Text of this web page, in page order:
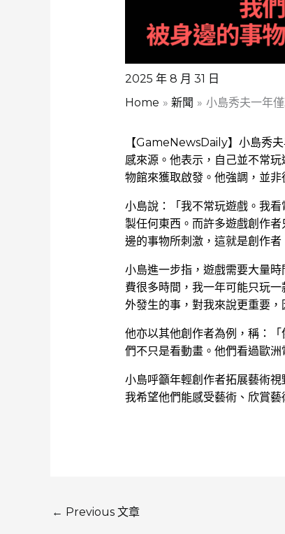
2025 年 8 月 31 日
Home
新聞 小島秀夫一年
【GameNewsDaily】小島秀
感來源。他表示，自己並不常
物館來獲取啟發。他強調，並
小島說：「我不常玩遊戲。我
製任何東西。而許多遊戲創作
邊的事物所刺激，這就是創作者
小島進一步指，遊戲需要大量
費很多時間，我一年可能只玩
外發生的事，對我來說更重要，
他亦以其他創作者為例，稱：
們不只是看動畫。他們看過歐洲
小島呼籲年輕創作者拓展藝術
我希望他們能感受藝術、欣賞藝
← Previous 文章